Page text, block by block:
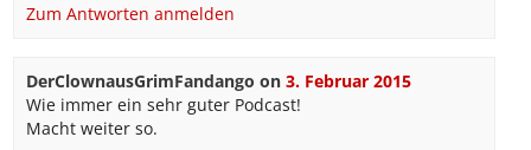
Zum Antworten anmelden
DerClownausGrimFandango on 3. Februar 2015
Wie immer ein sehr guter Podcast!
Macht weiter so.